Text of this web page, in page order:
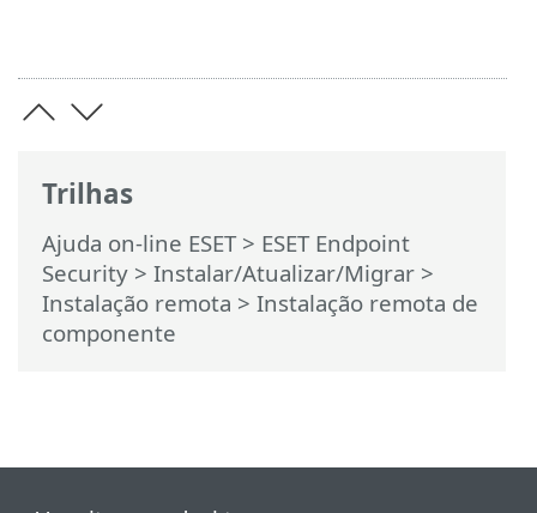
Trilhas
Ajuda on-line ESET> ESET Endpoint
Security > Instalar/Atualizar/Migrar >
Instalação remota > Instalação remota de
componente